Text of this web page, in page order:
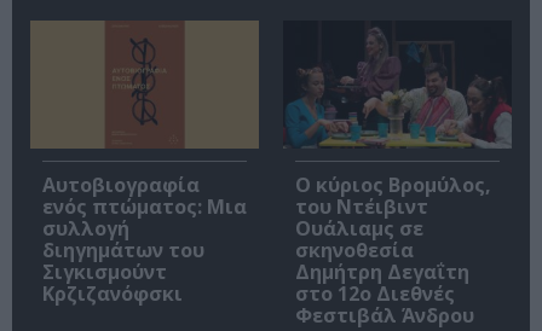
Αυτοβιογραφία
ενός πτώματος: Μια
συλλογή
διηγημάτων του
Σιγκισμούντ
Κρζιζανόφσκι
O κύριος Βρομύλος,
του Ντέιβιντ
Ουάλιαμς σε
σκηνοθεσία
Δημήτρη Δεγαΐτη
στο 12ο Διεθνές
Φεστιβάλ Άνδρου